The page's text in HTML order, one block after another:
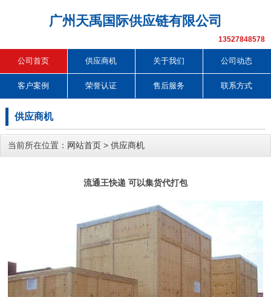
广州天禹国际供应链有限公司
13527848578
公司首页 供应商机 关于我们 公司动态
客户案例 荣誉认证 售后服务 联系方式
供应商机
当前所在位置： 网站首页 > 供应商机
流通王快递 可以集货代打包